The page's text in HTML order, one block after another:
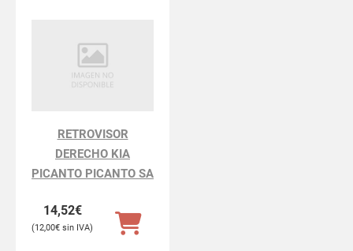
RETROVISOR
DERECHO KIA
PICANTO PICANTO SA
14,52€
12,00€